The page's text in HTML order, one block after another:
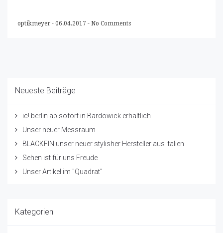
optikmeyer - 06.04.2017 - No Comments
Neueste Beiträge
ic! berlin ab sofort in Bardowick erhältlich
Unser neuer Messraum
BLACKFIN unser neuer stylisher Hersteller aus Italien
Sehen ist für uns Freude
Unser Artikel im "Quadrat"
Kategorien